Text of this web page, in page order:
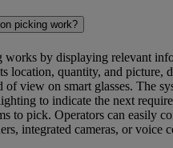
picking work?
by displaying relevant
location, quantity, and picture,
of view on smart glasses. The
to indicate the next
to pick. Operators can easily
integrated cameras, or voice